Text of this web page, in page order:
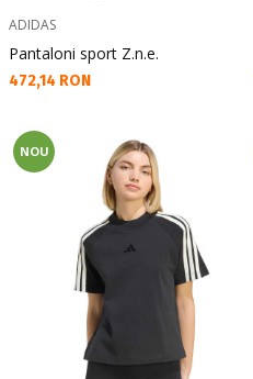
ADIDAS
Pantaloni sport Z.n.e.
Текуща цена:
472,14 RON
NOU